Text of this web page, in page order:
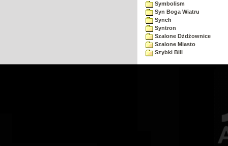
Symbolism
Syn Boga Wiatru
Synch
Syntron
Szalone Dżdżownice
Szalone Miasto
Szybki Bill